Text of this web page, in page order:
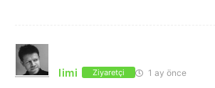
limi Ziyaretçi 1 ay önce